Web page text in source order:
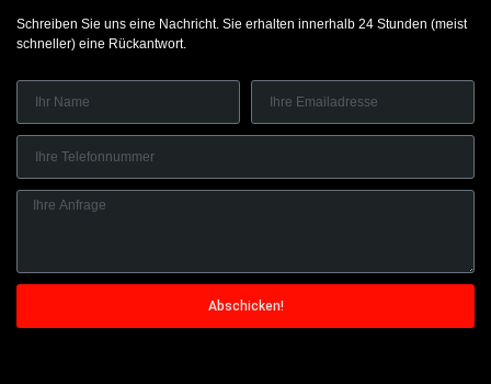
Schreiben Sie uns eine Nachricht. Sie erhalten innerhalb 24 Stunden (meist
schneller) eine Rückantwort.
Abschicken!